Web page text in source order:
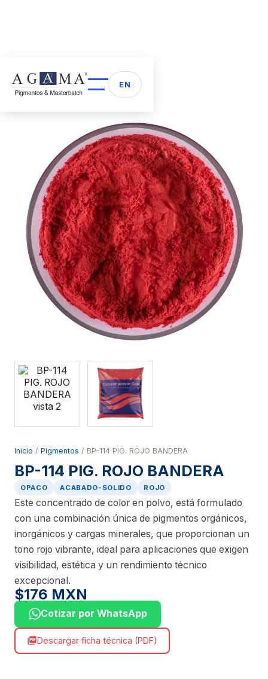
EN
arrow_back Volver a Pigmentos
Inicio / Pigmentos / BP-114 PIG. ROJO BANDERA
BP-114 PIG. ROJO BANDERA
OPACO ACABADO-SOLIDO ROJO
Este concentrado de color en polvo, está formulado
con una combinación única de pigmentos orgánicos,
inorgánicos y cargas minerales, que proporcionan un
tono rojo vibrante, ideal para aplicaciones que exigen
visibilidad, estética y un rendimiento técnico
excepcional.
$176 MXN
Cotizar por WhatsApp
picture_as_pdfDescargar ficha técnica (PDF)